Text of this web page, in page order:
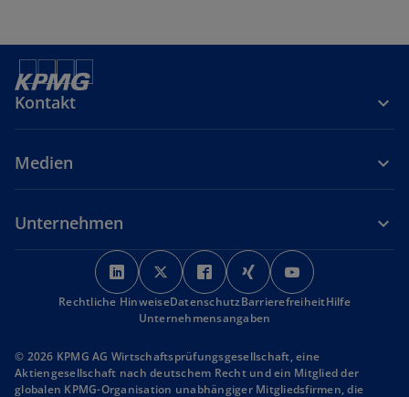
Kontakt
Medien
Unternehmen
w
i
r
d
n
e
w
i
r
d
n
e
w
i
r
d
n
e
w
i
r
i
n
e
i
r
n
e
Rechtliche HinweiseDatenschutzBarrierefreiheitHilfe
Unternehmensangaben
© 2026 KPMG AG Wirtschaftsprüfungsgesellschaft, eine
Aktiengesellschaft nach deutschem Recht und ein Mitglied der
globalen KPMG-Organisation unabhängiger Mitgliedsfirmen, die